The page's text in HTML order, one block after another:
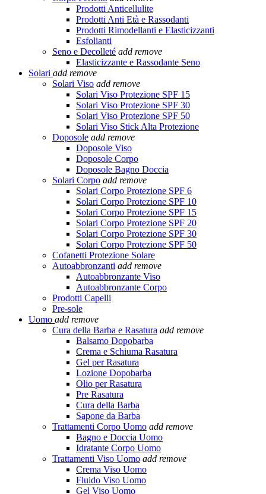
Prodotti Anticellulite
Prodotti Anti Età e Rassodanti
Prodotti Rimodellanti e Elasticizzanti
Esfolianti
Seno e Decolleté add remove
Elasticizzante e Rassodante Seno
Solari add remove
Solari Viso add remove
Solari Viso Protezione SPF 15
Solari Viso Protezione SPF 30
Solari Viso Protezione SPF 50
Solari Viso Stick Alta Protezione
Doposole add remove
Doposole Viso
Doposole Corpo
Doposole Bagno Doccia
Solari Corpo add remove
Solari Corpo Protezione SPF 6
Solari Corpo Protezione SPF 10
Solari Corpo Protezione SPF 15
Solari Corpo Protezione SPF 20
Solari Corpo Protezione SPF 30
Solari Corpo Protezione SPF 50
Cofanetti Protezione Solare
Autoabbronzanti add remove
Autoabbronzante Viso
Autoabbronzante Corpo
Prodotti Capelli
Pre-sole
Uomo add remove
Cura della Barba e Rasatura add remove
Balsamo Dopobarba
Crema e Schiuma Rasatura
Gel per Rasatura
Lozione Dopobarba
Olio per Rasatura
Pre Rasatura
Cura della Barba
Sapone da Barba
Trattamenti Corpo Uomo add remove
Bagno e Doccia Uomo
Idratante Corpo Uomo
Trattamenti Viso Uomo add remove
Crema Viso Uomo
Fluido Viso Uomo
Gel Viso Uomo